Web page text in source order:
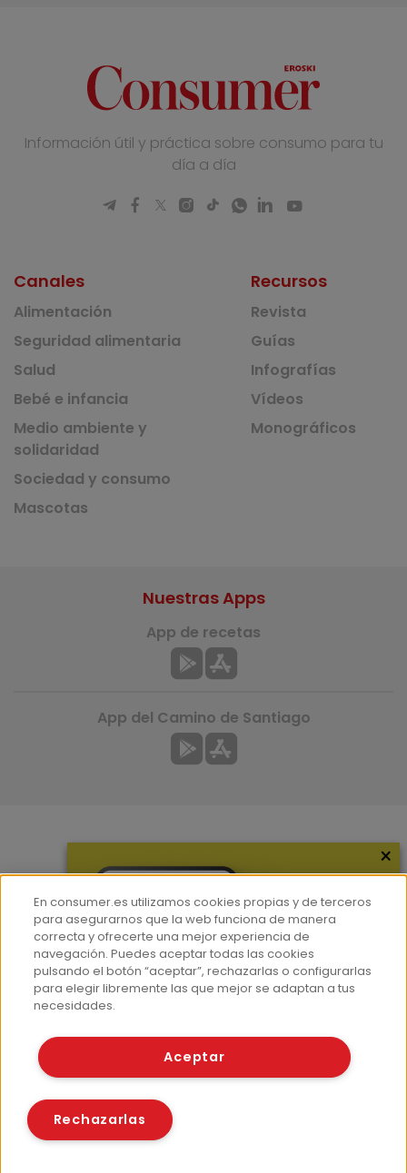
Información útil y práctica sobre consumo para tu
día a día
Canales
Alimentación
Seguridad alimentaria
Salud
Bebé e infancia
Medio ambiente y
solidaridad
Sociedad y consumo
Mascotas
Recursos
Revista
Guías
Infografías
Vídeos
Monográficos
Hemeroteca
Contacto
Prensa
Corpus Lingüístico Consumer
Nuestras Apps
App de recetas
App del Camino de Santiago
© Fundación EROSKI
Políticas de cookies
×
En consumer.es utilizamos cookies propias y de terceros
para asegurarnos que la web funciona de manera
correcta y ofrecerte una mejor experiencia de
navegación. Puedes aceptar todas las cookies
pulsando el botón “aceptar”, rechazarlas o configurarlas
para elegir libremente las que mejor se adaptan a tus
necesidades.
Aceptar
Rechazarlas